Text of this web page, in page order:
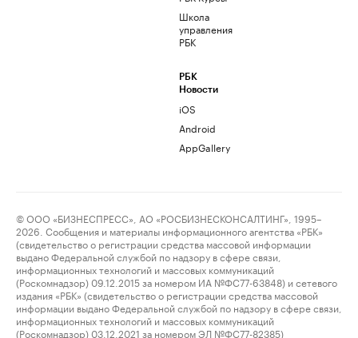
Школа
управления
РБК
РБК
Новости
iOS
Android
AppGallery
© ООО «БИЗНЕСПРЕСС», АО «РОСБИЗНЕСКОНСАЛТИНГ», 1995–
2026. Сообщения и материалы информационного агентства «РБК»
(свидетельство о регистрации средства массовой информации
выдано Федеральной службой по надзору в сфере связи,
информационных технологий и массовых коммуникаций
(Роскомнадзор) 09.12.2015 за номером ИА №ФС77-63848) и сетевого
издания «РБК» (свидетельство о регистрации средства массовой
информации выдано Федеральной службой по надзору в сфере связи,
информационных технологий и массовых коммуникаций
(Роскомнадзор) 03.12.2021 за номером ЭЛ №ФС77-82385)